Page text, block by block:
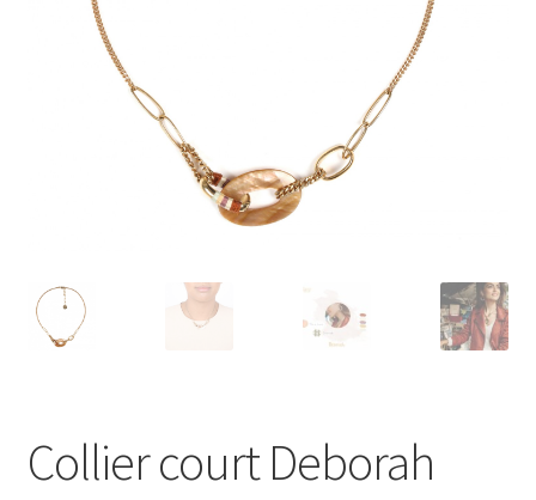
Ma Wishlist
Collier court Deborah